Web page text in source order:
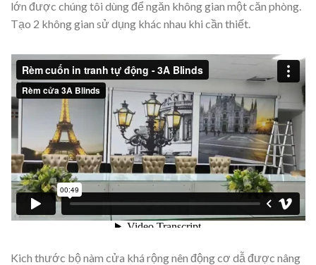
lớn được chúng tôi dùng để ngăn không gian một căn phòng.
Tạo 2 không gian sử dụng khác nhau khi cần thiết.
Kich thước bộ nàm cửa khá rộng nên động cơ dẫ được nâng